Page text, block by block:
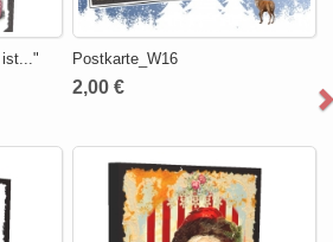
ist..." Postkarte_W16
2,00 €